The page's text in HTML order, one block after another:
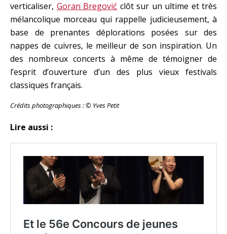
verticaliser, Goran Bregović clôt sur un ultime et très
mélancolique morceau qui rappelle judicieusement, à
base de prenantes déplorations posées sur des
nappes de cuivres, le meilleur de son inspiration. Un
des nombreux concerts à même de témoigner de
l’esprit d’ouverture d’un des plus vieux festivals
classiques français.
Crédits photographiques : © Yves Petit
Lire aussi :